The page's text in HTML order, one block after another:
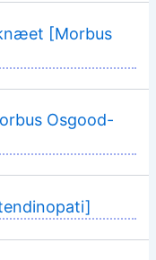
[Morbus
Osgood-